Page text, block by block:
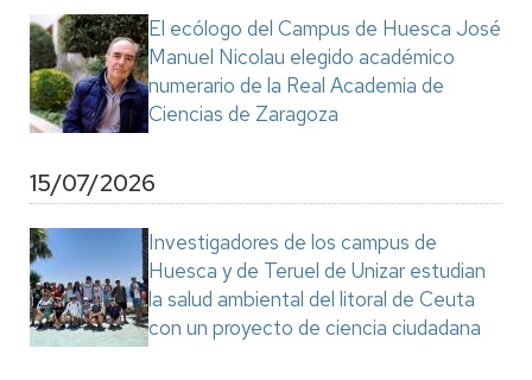
El ecólogo del Campus de Huesca José
Manuel Nicolau elegido académico
numerario de la Real Academia de
Ciencias de Zaragoza
15/07/2026
Investigadores de los campus de
Huesca y de Teruel de Unizar estudian
la salud ambiental del litoral de Ceuta
con un proyecto de ciencia ciudadana